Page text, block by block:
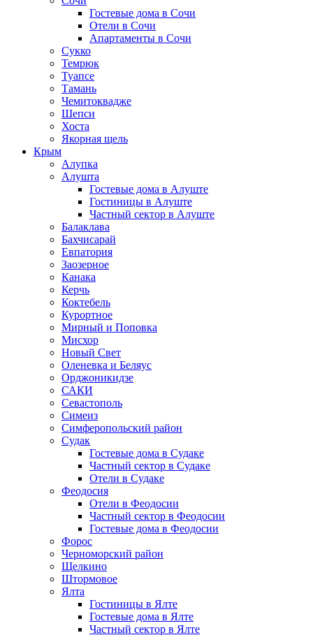
Гостевые дома в Сочи
Отели в Сочи
Апартаменты в Сочи
Сукко
Темрюк
Туапсе
Тамань
Чемитоквадже
Шепси
Хоста
Якорная щель
Крым
Алупка
Алушта
Гостевые дома в Алуште
Гостиницы в Алуште
Частный сектор в Алуште
Балаклава
Бахчисарай
Евпатория
Заозерное
Канака
Керчь
Коктебель
Курортное
Мирный и Поповка
Мисхор
Новый Свет
Оленевка и Беляус
Орджоникидзе
САКИ
Севастополь
Симеиз
Симферопольский район
Судак
Гостевые дома в Судаке
Частный сектор в Судаке
Отели в Судаке
Феодосия
Отели в Феодосии
Частный сектор в Феодосии
Гостевые дома в Феодосии
Форос
Черноморский район
Щелкино
Штормовое
Ялта
Гостиницы в Ялте
Гостевые дома в Ялте
Частный сектор в Ялте